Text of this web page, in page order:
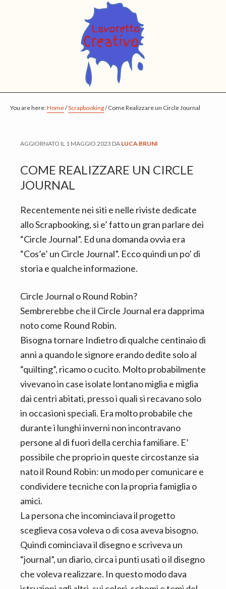
m
a
o
n
e
n
t
p
r
r
y
i
d
e
b
a
f
o
r
You are here:Home/Scrapbooking/Come Realizzare un Circle Journal
AGGIORNATO IL 1 MAGGIO 2023 DA LUCA BRUNI
COME REALIZZARE UN CIRCLE
JOURNAL
Recentemente nei siti e nelle riviste dedicate
allo Scrapbooking, si e’ fatto un gran parlare dei
“Circle Journal”. Ed una domanda ovvia era
“Cos’e’ un Circle Journal”. Ecco quindi un po’ di
storia e qualche informazione.
Circle Journal o Round Robin?
Sembrerebbe che il Circle Journal era dapprima
noto come Round Robin.
Bisogna tornare Indietro di qualche centinaio di
anni a quando le signore erando dedite solo al
“quilting”, ricamo o cucito. Molto probabilmente
vivevano in case isolate lontano miglia e miglia
dai centri abitati, presso i quali si recavano solo
in occasioni speciali. Era molto probabile che
durante i lunghi inverni non incontravano
persone al di fuori della cerchia familiare. E’
possibile che proprio in queste circostanze sia
nato il Round Robin: un modo per comunicare e
condividere tecniche con la propria famiglia o
amici.
La persona che incominciava il progetto
sceglieva cosa voleva o di cosa aveva bisogno.
Quindi cominciava il disegno e scriveva un
“journal”, un diario, circa i punti usati o il disegno
che voleva realizzare. In questo modo dava